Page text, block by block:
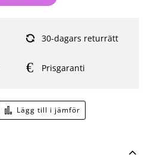
Lägg till i jämför
30-dagars returrätt
Prisgaranti